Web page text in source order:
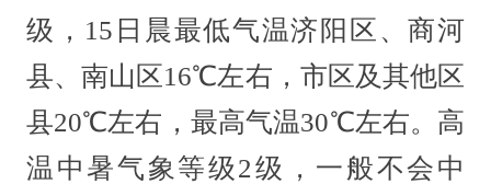
级，15日晨最低气温济阳区、商河
县、南山区16℃左右，市区及其他区
县20℃左右，最高气温30℃左右。高
温中暑气象等级2级，一般不会中